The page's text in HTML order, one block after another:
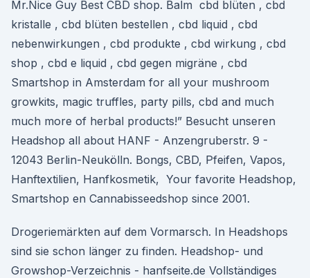
Mr.Nice Guy Best CBD shop. Balm cbd blüten , cbd
kristalle , cbd blüten bestellen , cbd liquid , cbd
nebenwirkungen , cbd produkte , cbd wirkung , cbd
shop , cbd e liquid , cbd gegen migräne , cbd
Smartshop in Amsterdam for all your mushroom
growkits, magic truffles, party pills, cbd and much
much more of herbal products!” Besucht unseren
Headshop all about HANF - Anzengruberstr. 9 -
12043 Berlin-Neukölln. Bongs, CBD, Pfeifen, Vapos,
Hanftextilien, Hanfkosmetik, Your favorite Headshop,
Smartshop en Cannabisseedshop since 2001.
Drogeriemärkten auf dem Vormarsch. In Headshops
sind sie schon länger zu finden. Headshop- und
Growshop-Verzeichnis - hanfseite.de Vollständiges